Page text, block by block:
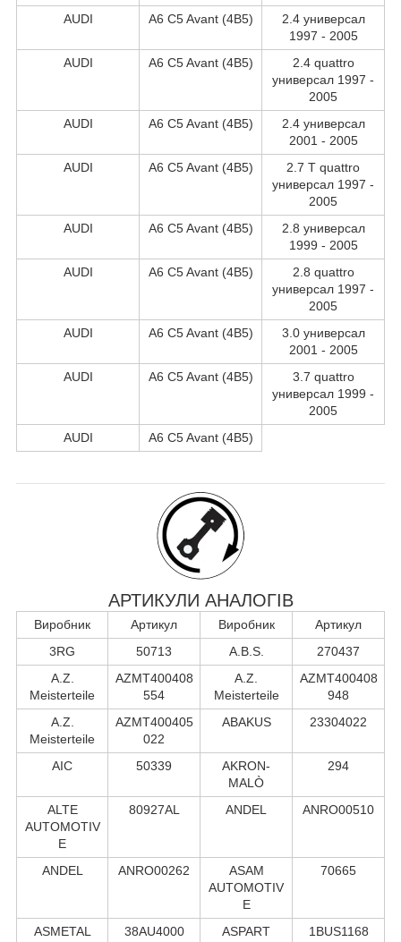
AUDI
A6 C5 Avant (4B5)
2.4 универсал
1997 - 2005
AUDI
A6 C5 Avant (4B5)
2.4 quattro
универсал 1997 -
2005
AUDI
A6 C5 Avant (4B5)
2.4 универсал
2001 - 2005
AUDI
A6 C5 Avant (4B5)
2.7 T quattro
универсал 1997 -
2005
AUDI
A6 C5 Avant (4B5)
2.8 универсал
1999 - 2005
AUDI
A6 C5 Avant (4B5)
2.8 quattro
универсал 1997 -
2005
AUDI
A6 C5 Avant (4B5)
3.0 универсал
2001 - 2005
AUDI
A6 C5 Avant (4B5)
3.7 quattro
универсал 1999 -
2005
AUDI
A6 C5 Avant (4B5)
АРТИКУЛИ АНАЛОГІВ
Виробник Артикул Виробник
Артикул
3RG
50713 A.B.S.
270437
A.Z.
Meisterteile
AZMT400408
554
A.Z.
Meisterteile
AZMT400408
948
A.Z.
Meisterteile
AZMT400405
022
ABAKUS 23304022
AIC 50339
AKRON-
MALÒ
294
ALTE
AUTOMOTIV
E
80927AL ANDEL ANRO00510
ANDEL ANRO00262
ASAM
AUTOMOTIV
E
70665
ASMETAL 38AU4000 ASPART 1BUS1168